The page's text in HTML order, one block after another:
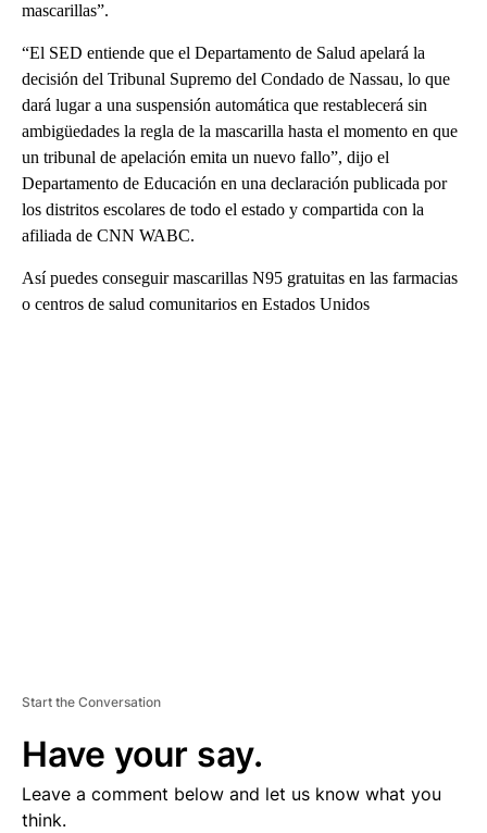
mascarillas”.
“El SED entiende que el Departamento de Salud apelará la
decisión del Tribunal Supremo del Condado de Nassau, lo que
dará lugar a una suspensión automática que restablecerá sin
ambigüedades la regla de la mascarilla hasta el momento en que
un tribunal de apelación emita un nuevo fallo”, dijo el
Departamento de Educación en una declaración publicada por
los distritos escolares de todo el estado y compartida con la
afiliada de CNN WABC.
Así puedes conseguir mascarillas N95 gratuitas en las farmacias
o centros de salud comunitarios en Estados Unidos
Start the Conversation
Have your say.
Leave a comment below and let us know what you
think.